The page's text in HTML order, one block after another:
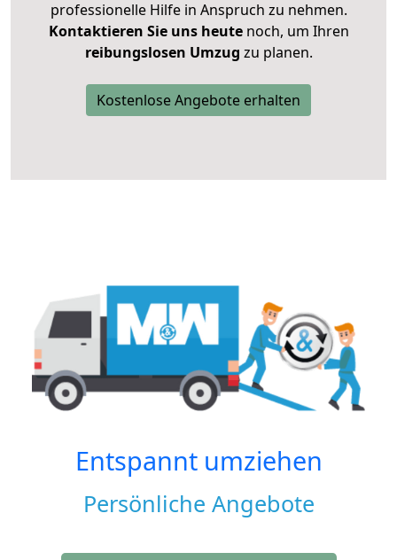
professionelle Hilfe in Anspruch zu nehmen.
Kontaktieren Sie uns heutenoch, um Ihren
reibungslosen Umzug zu planen.
Kostenlose Angebote erhalten
Entspannt umziehen
Persönliche Angebote